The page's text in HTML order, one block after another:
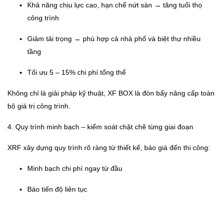
Khả năng chịu lực cao, hạn chế nứt sàn → tăng tuổi thọ
công trình
Giảm tải trọng → phù hợp cả nhà phố và biệt thự nhiều
tầng
Tối ưu 5 – 15% chi phí tổng thể
Không chỉ là giải pháp kỹ thuật, XF BOX là đòn bẩy nâng cấp toàn
bộ giá trị công trình.
4. Quy trình minh bạch – kiểm soát chặt chẽ từng giai đoạn
XRF xây dựng quy trình rõ ràng từ thiết kế, báo giá đến thi công:
Minh bạch chi phí ngay từ đầu
Báo tiến độ liên tục